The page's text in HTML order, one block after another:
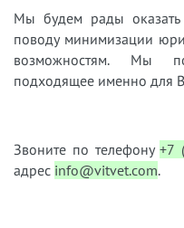
Мы будем рады
поводу минимизации
возможностям. Мы
подходящее именно для
Звоните по телефону+7
адрес info@vitvet.com.